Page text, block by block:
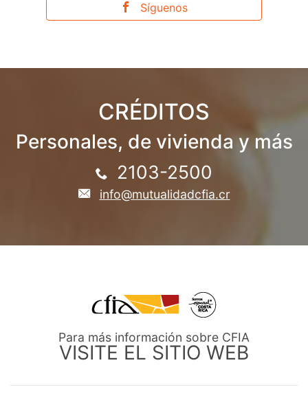
Síguenos
CRÉDITOS
Personales, de vivienda y más
2103-2500
info@mutualidadcfia.cr
Para más información sobre CFIA
VISITE EL SITIO WEB